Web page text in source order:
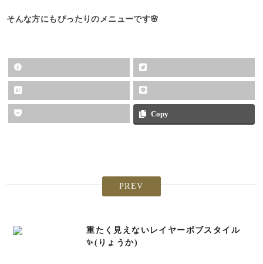
そんな方にもぴったりのメニューです🌸
Copy
PREV
重たく見えないレイヤーボブスタイル
✨(りょうか)